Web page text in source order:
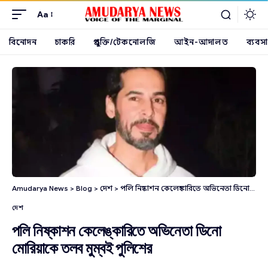
Aa
বিনোদন চাকরি প্রযুক্তি/টেকনোলজি আইন-আদালত ব্যবসা
Amudarya News > Blog > দেশ> পলি নিষ্কাশন কেলেঙ্কারিতে অভিনেতা ডিনো মোরিয়াকে তলব মুম্বই পুলিশের
দেশ
পলি নিষ্কাশন কেলেঙ্কারিতে অভিনেতা ডিনো
মোরিয়াকে তলব মুম্বই পুলিশের